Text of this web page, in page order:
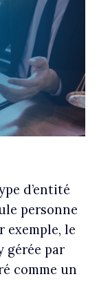
d’entité
personne
exemple, le
gérée par
comme un